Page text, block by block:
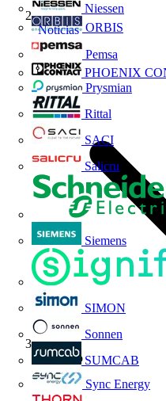
Niessen
ORBIS
Pemsa
PHOENIX
Prysmian
Rittal
SACI
Salicru
Siemens
SIMON
Sonnen
SUMCAB
Sync Energy
Noticias
Producto